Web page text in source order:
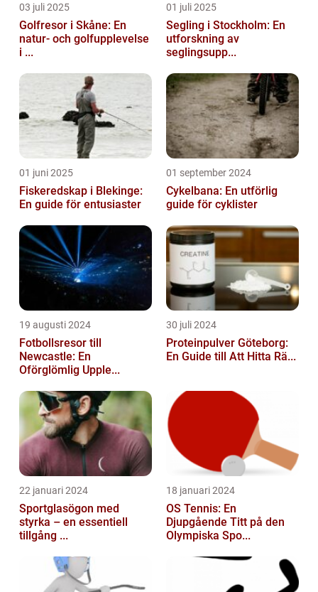
03 juli 2025
Golfresor i Skåne: En
natur- och golfupplevelse
i ...
01 juli 2025
Segling i Stockholm: En
utforskning av
seglingsupp...
01 juni 2025
Fiskeredskap i Blekinge:
En guide för entusiaster
01 september 2024
Cykelbana: En utförlig
guide för cyklister
19 augusti 2024
Fotbollsresor till
Newcastle: En
Oförglömlig Upple...
30 juli 2024
Proteinpulver Göteborg:
En Guide till Att Hitta Rä...
22 januari 2024
Sportglasögon med
styrka – en essentiell
tillgång ...
18 januari 2024
OS Tennis: En
Djupgående Titt på den
Olympiska Spo...